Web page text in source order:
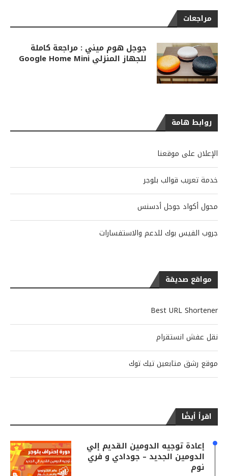
مراجعات
جوجل هوم ميني : مراجعة كاملة
للجهاز المنزلي Google Home Mini
روابط هامة
الإعلان على موقعنا
خدمة تعريب قوالب بلوجر
محول أكواد جوجل أدسنس
جروب الفيس بوك للدعم والاستفسارات
مواقع صديقة
Best URL Shortener
نقل عفش انستقرام
موقع رشق متابعين تيك توك
اقرأ أيضًا
إعادة توجيه الدومين القديم إلي
الدومين الجديد – جودادي و فري
نوم